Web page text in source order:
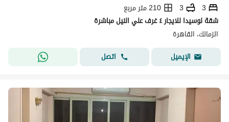
3
3
210 متر مربع
شقة لوسيدا للايجار ٤ غرف علي النيل مباشرة
الزمالك، القاهرة
الإيميل
اتصل